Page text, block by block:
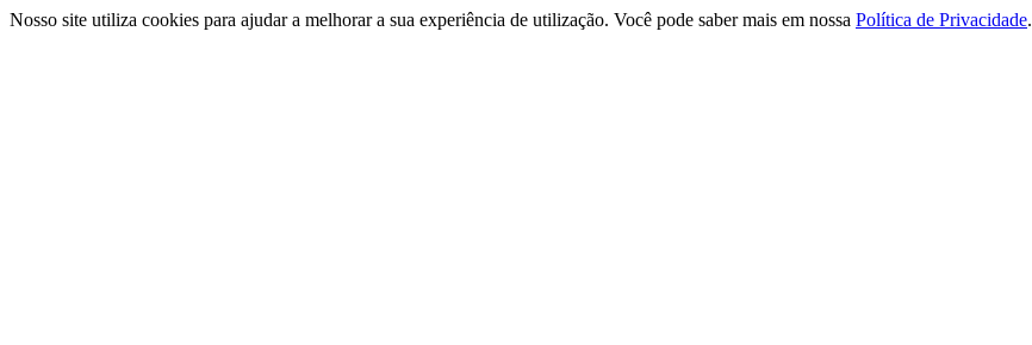
Nosso site utiliza cookies para ajudar a melhorar a sua experiência de utilização. Você pode saber mais em nossa Política de Privacidade.